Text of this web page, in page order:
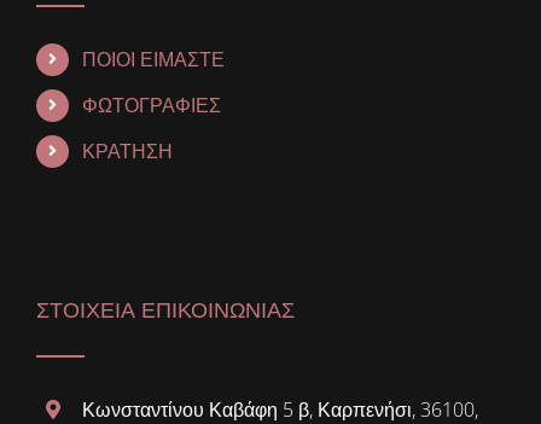
ΠΟΙΟΙ ΕΙΜΑΣΤΕ
ΦΩΤΟΓΡΑΦΙΕΣ
ΚΡΑΤΗΣΗ
ΣΤΟΙΧΕΙΑ ΕΠΙΚΟΙΝΩΝΙΑΣ
Κωνσταντίνου Καβάφη 5 β, Καρπενήσι, 36100,